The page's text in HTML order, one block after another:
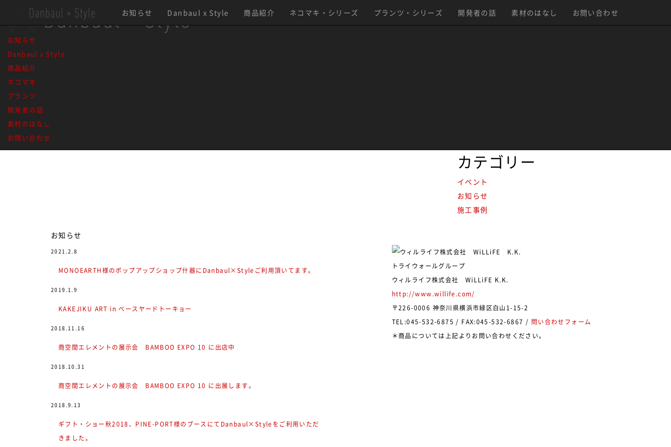
お知らせ
Danbaul x Style
商品紹介
ネコマキ
プランツ
開発者の話
素材のはなし
お問い合わせ
お知らせ Danbaul x Style 商品紹介 ネコマキ・シリーズ プランツ・シリーズ 開発者の話 素材のはなし お問い合わせ
IMG_2193
1 / 11
最近のお知らせ一覧
カテゴリー
イベント
お知らせ
施工事例
お知らせ
2021.2.8
MONOEARTH様のポップアップショップ什器にDanbaul×Styleご利用頂いてます。
2019.1.9
KAKEJIKU ART in ベースヤードトーキョー
2018.11.16
商空間エレメントの展示会 BAMBOO EXPO 10 に出店中
2018.10.31
商空間エレメントの展示会 BAMBOO EXPO 10 に出展します。
2018.9.13
ギフト・ショー秋2018、PINE-PORT様のブースにてDanbaul×Styleをご利用いただ
きました。
トライウォールグループ
ウィルライフ株式会社 WiLLiFE K.K.
http://www.willife.com/
〒226-0006 神奈川県横浜市緑区白山1-15-2
TEL:045-532-6875 / FAX:045-532-6867 / 問い合わせフォーム
＊商品については上記よりお問い合わせください。